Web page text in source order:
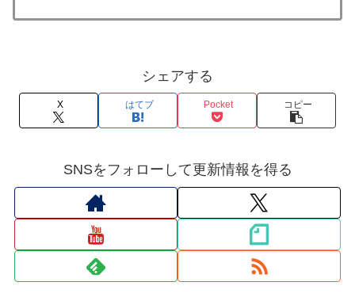
シェアする
X はてブ Pocket コピー
SNSをフォローして更新情報を得る